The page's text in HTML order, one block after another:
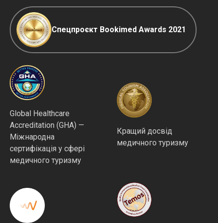
Спецпроєкт Bookimed Awards 2021
Global Healthcare
Accreditation (GHA) —
Міжнародна
сертифікація у сфері
медичного туризму
Кращий досвід
медичного туризму